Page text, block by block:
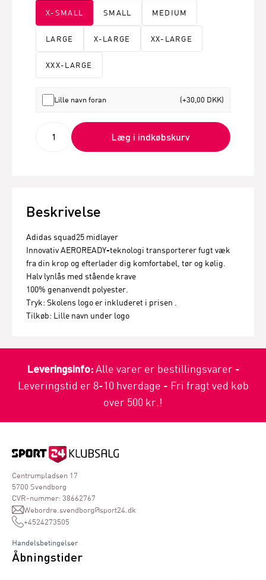
X-SMALL SMALL MEDIUM
LARGE X-LARGE XX-LARGE
XXX-LARGE
Lille navn foran (+30,00 DKK)
Læg i indkøbskurv
Beskrivelse
Adidas squad25 midlayer
Innovativ AEROREADY-teknologi transporterer fugt væk
fra din krop og efterlader dig komfortabel, tør og kølig.
Halv lynlås med stående krave
100% genanvendt polyester.
Tryk: Skolens logo er inkluderet i prisen .
Tilkøb: Lille navn under logo
Leveringsinfo:Alle varer er bestillingsvarer -
Leveringstid er 8-10 hverdage - Fri fragt ved køb
over 500 kr.!
Centrumpladsen 17
5700 Svendborg
CVR-nummer: 38662767
Webordre.svendborg@sport24.dk
+4524273505
Handelsbetingelser
Åbningstider